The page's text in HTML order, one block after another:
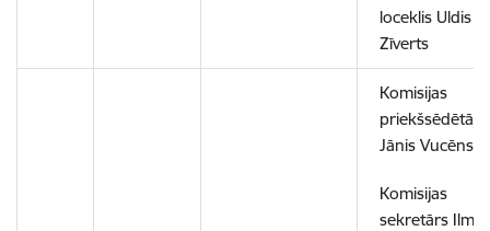
loceklis Uldis
Zīverts
Komisijas
priekšsēdētājs
Jānis Vucēns
Komisijas
sekretārs